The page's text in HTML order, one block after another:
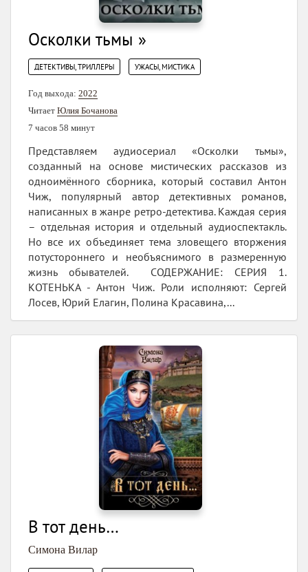
Осколки тьмы »
ДЕТЕКТИВЫ, ТРИЛЛЕРЫ УЖАСЫ, МИСТИКА
Год выхода: 2022
Читает Юлия Бочанова
7 часов 58 минут
Представляем аудиосериал «Осколки тьмы»,
созданный на основе мистических рассказов из
одноимённого сборника, который составил Антон
Чиж, популярный автор детективных романов,
написанных в жанре ретро-детектива. Каждая серия
– отдельная история и отдельный аудиоспектакль.
Но все их объединяет тема зловещего вторжения
потустороннего и необъяснимого в размеренную
жизнь обывателей. СОДЕРЖАНИЕ: СЕРИЯ 1.
КОТЕНЬКА - Антон Чиж. Роли исполняют: Сергей
Лосев, Юрий Елагин, Полина Красавина,...
В тот день…
Симона Вилар